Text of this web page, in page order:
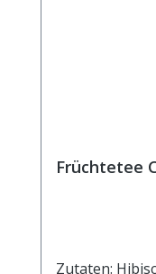
Früchtetee
Zutaten: